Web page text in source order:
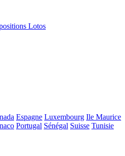
Lotos
Espagne Luxembourg Ile Maurice
Portugal Sénégal Suisse Tunisie